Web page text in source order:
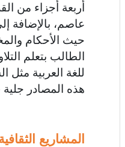
أربعة أجزاء من
عاصم، بالإضافة
حيث الأحكام
الطالب بتعلم
للغة العربية
هذه المصادر
المشاريع